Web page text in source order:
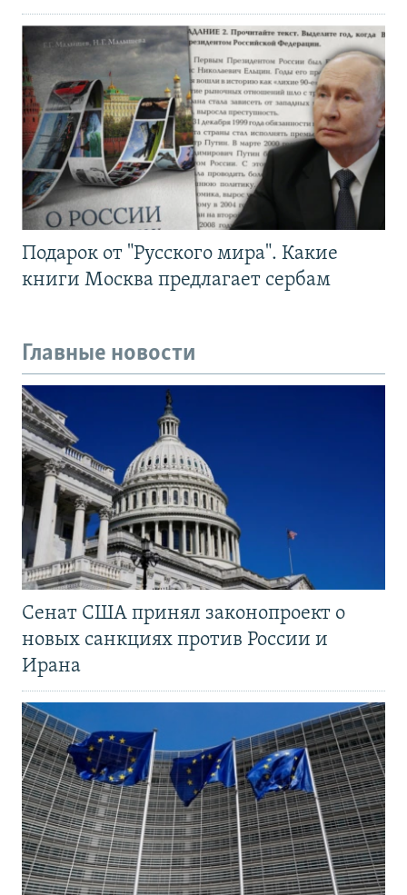
Подарок от "Русского мира". Какие
книги Москва предлагает сербам
Главные новости
Сенат США принял законопроект о
новых санкциях против России и
Ирана